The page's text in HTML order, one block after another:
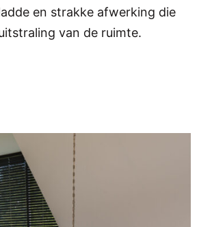
en strakke afwerking die
van de ruimte.